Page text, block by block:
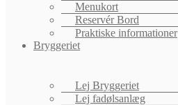
Menukort
Reservér Bord
Praktiske informationer
Bryggeriet
Lej Bryggeriet
Lej fadølsanlæg